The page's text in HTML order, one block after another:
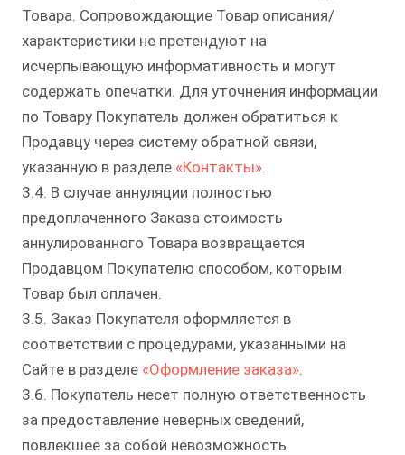
Товара. Сопровождающие Товар описания/
характеристики не претендуют на
исчерпывающую информативность и могут
содержать опечатки. Для уточнения информации
по Товару Покупатель должен обратиться к
Продавцу через систему обратной связи,
указанную в разделе «Контакты».
3.4. В случае аннуляции полностью
предоплаченного Заказа стоимость
аннулированного Товара возвращается
Продавцом Покупателю способом, которым
Товар был оплачен.
3.5. Заказ Покупателя оформляется в
соответствии с процедурами, указанными на
Сайте в разделе «Оформление заказа».
3.6. Покупатель несет полную ответственность
за предоставление неверных сведений,
повлекшее за собой невозможность